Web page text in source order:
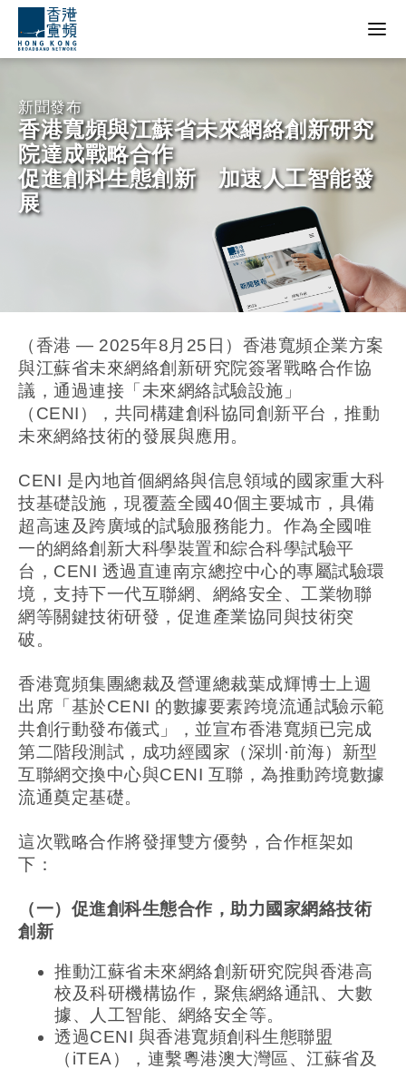
新聞發布
香港寬頻與江蘇省未來網絡創新研究
院達成戰略合作
促進創科生態創新 加速人工智能發
展
（香港 — 2025年8月25日）香港寬頻企業方案
與江蘇省未來網絡創新研究院簽署戰略合作協
議，通過連接「未來網絡試驗設施」
（CENI），共同構建創科協同創新平台，推動
未來網絡技術的發展與應用。
CENI 是內地首個網絡與信息領域的國家重大科
技基礎設施，現覆蓋全國40個主要城市，具備
超高速及跨廣域的試驗服務能力。作為全國唯
一的網絡創新大科學裝置和綜合科學試驗平
台，CENI 透過直連南京總控中心的專屬試驗環
境，支持下一代互聯網、網絡安全、工業物聯
網等關鍵技術研發，促進產業協同與技術突
破。
香港寬頻集團總裁及營運總裁葉成輝博士上週
出席「基於CENI 的數據要素跨境流通試驗示範
共創行動發布儀式」，並宣布香港寬頻已完成
第二階段測試，成功經國家（深圳·前海）新型
互聯網交換中心與CENI 互聯，為推動跨境數據
流通奠定基礎。
這次戰略合作將發揮雙方優勢，合作框架如
下：
（一）促進創科生態合作，助力國家網絡技術
創新
推動江蘇省未來網絡創新研究院與香港高
校及科研機構協作，聚焦網絡通訊、大數
據、人工智能、網絡安全等。
透過CENI 與香港寬頻創科生態聯盟
（iTEA），連繫粵港澳大灣區、江蘇省及